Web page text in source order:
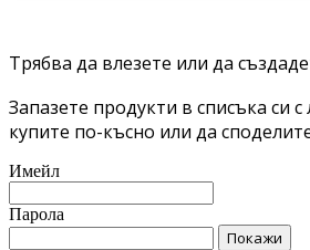
Трябва да влезете или да
Запазете продукти в списъка си
купите по-късно или да
Имейл
Парола
Покажи